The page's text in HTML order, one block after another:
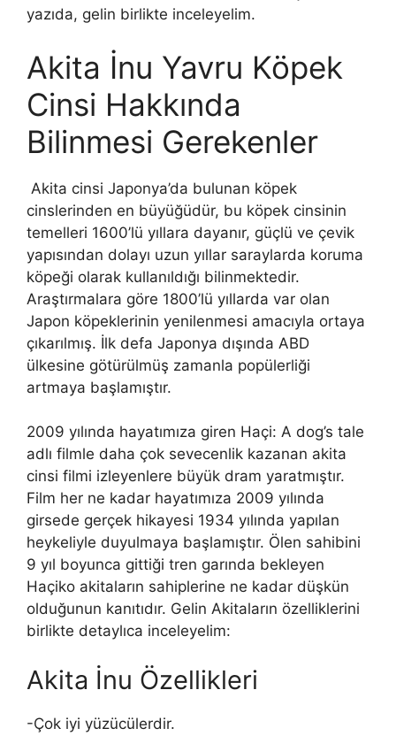
yazıda, gelin birlikte inceleyelim.
Akita İnu Yavru Köpek
Cinsi Hakkında
Bilinmesi Gerekenler
Akita cinsi Japonya’da bulunan köpek
cinslerinden en büyüğüdür, bu köpek cinsinin
temelleri 1600’lü yıllara dayanır, güçlü ve çevik
yapısından dolayı uzun yıllar saraylarda koruma
köpeği olarak kullanıldığı bilinmektedir.
Araştırmalara göre 1800’lü yıllarda var olan
Japon köpeklerinin yenilenmesi amacıyla ortaya
çıkarılmış. İlk defa Japonya dışında ABD
ülkesine götürülmüş zamanla popülerliği
artmaya başlamıştır.
2009 yılında hayatımıza giren Haçi: A dog’s tale
adlı filmle daha çok sevecenlik kazanan akita
cinsi filmi izleyenlere büyük dram yaratmıştır.
Film her ne kadar hayatımıza 2009 yılında
girsede gerçek hikayesi 1934 yılında yapılan
heykeliyle duyulmaya başlamıştır. Ölen sahibini
9 yıl boyunca gittiği tren garında bekleyen
Haçiko akitaların sahiplerine ne kadar düşkün
olduğunun kanıtıdır. Gelin Akitaların özelliklerini
birlikte detaylıca inceleyelim:
Akita İnu Özellikleri
-Çok iyi yüzücülerdir.